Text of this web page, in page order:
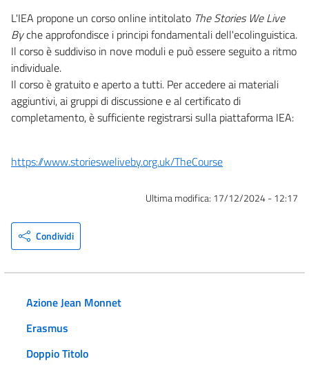
L'IEA propone un corso online intitolato The Stories We Live
Byche approfondisce i principi fondamentali dell'ecolinguistica.
Il corso è suddiviso in nove moduli e può essere seguito a ritmo
individuale.
Il corso è gratuito e aperto a tutti. Per accedere ai materiali
aggiuntivi, ai gruppi di discussione e al certificato di
completamento, è sufficiente registrarsi sulla piattaforma IEA:
https://www.storiesweliveby.org.uk/TheCourse
Ultima modifica: 17/12/2024 - 12:17
Condividi
Azione Jean Monnet
Erasmus
Doppio Titolo